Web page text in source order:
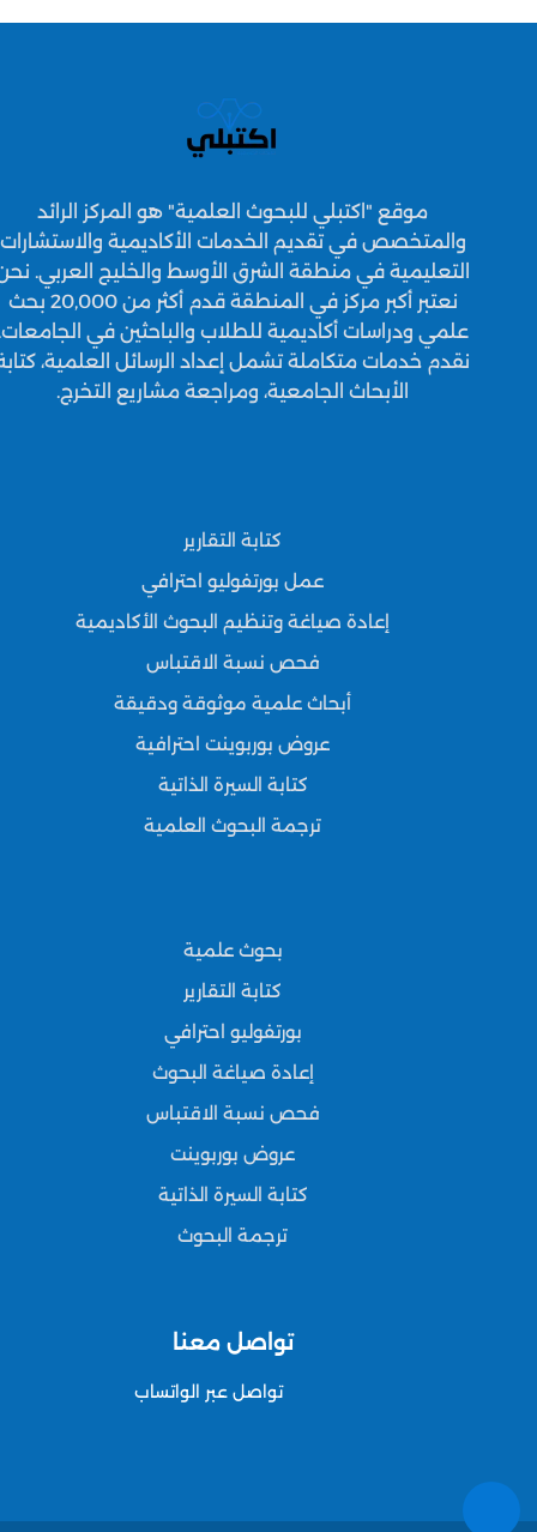
موقع "اكتبلي للبحوث العلمية" هو المركز الرائد
والمتخصص في تقديم الخدمات الأكاديمية والاستشارات
التعليمية في منطقة الشرق الأوسط والخليج العربي. نحن
نعتبر أكبر مركز في المنطقة قدم أكثر من 20,000 بحث
علمي ودراسات أكاديمية للطلاب والباحثين في الجامعات.
نقدم خدمات متكاملة تشمل إعداد الرسائل العلمية، كتابة
الأبحاث الجامعية، ومراجعة مشاريع التخرج.
كتابة التقارير
عمل بورتفوليو احترافي
إعادة صياغة وتنظيم البحوث الأكاديمية
فحص نسبة الاقتباس
أبحاث علمية موثوقة ودقيقة
عروض بوربوينت احترافية
كتابة السيرة الذاتية
ترجمة البحوث العلمية
بحوث علمية
كتابة التقارير
بورتفوليو احترافي
إعادة صياغة البحوث
فحص نسبة الاقتباس
عروض بوربوينت
كتابة السيرة الذاتية
ترجمة البحوث
تواصل معنا
تواصل عبر الواتساب